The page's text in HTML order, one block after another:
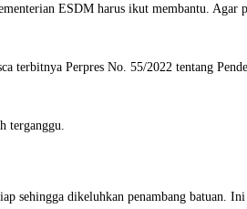
ESDM harus ikut membantu. Agar
terbitnya Perpres No. 55/2022 tentang
terganggu.
sehingga dikeluhkan penambang batuan.